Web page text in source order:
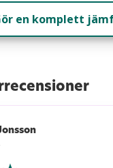
en komplett